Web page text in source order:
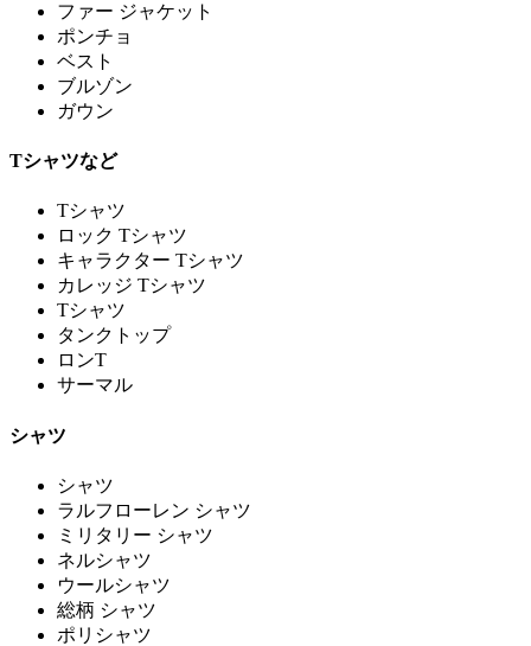
ファー ジャケット
ポンチョ
ベスト
ブルゾン
ガウン
Tシャツなど
Tシャツ
ロック Tシャツ
キャラクター Tシャツ
カレッジ Tシャツ
Tシャツ
タンクトップ
ロンT
サーマル
シャツ
シャツ
ラルフローレン シャツ
ミリタリー シャツ
ネルシャツ
ウールシャツ
総柄 シャツ
ポリシャツ